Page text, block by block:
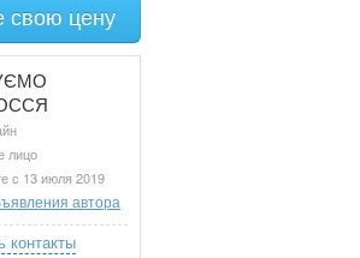
свою цену
лицо
с 13 июля 2019
автора
контакты